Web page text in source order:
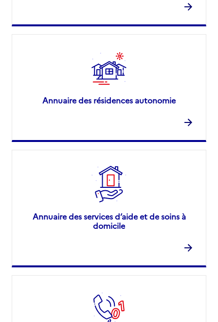
Annuaire des résidences autonomie
Annuaire des services d’aide et de soins à
domicile